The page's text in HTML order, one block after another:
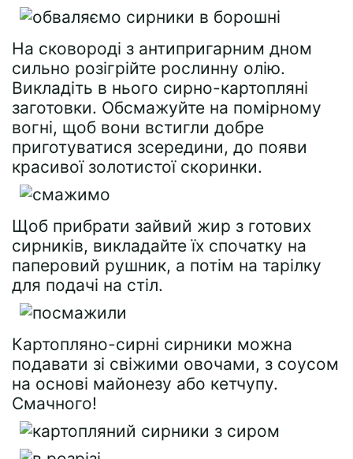
На сковороді з антипригарним дном
сильно розігрійте рослинну олію.
Викладіть в нього сирно-картопляні
заготовки. Обсмажуйте на помірному
вогні, щоб вони встигли добре
приготуватися зсередини, до появи
красивої золотистої скоринки.
Щоб прибрати зайвий жир з готових
сирників, викладайте їх спочатку на
паперовий рушник, а потім на тарілку
для подачі на стіл.
Картопляно-сирні сирники можна
подавати зі свіжими овочами, з соусом
на основі майонезу або кетчупу.
Смачного!